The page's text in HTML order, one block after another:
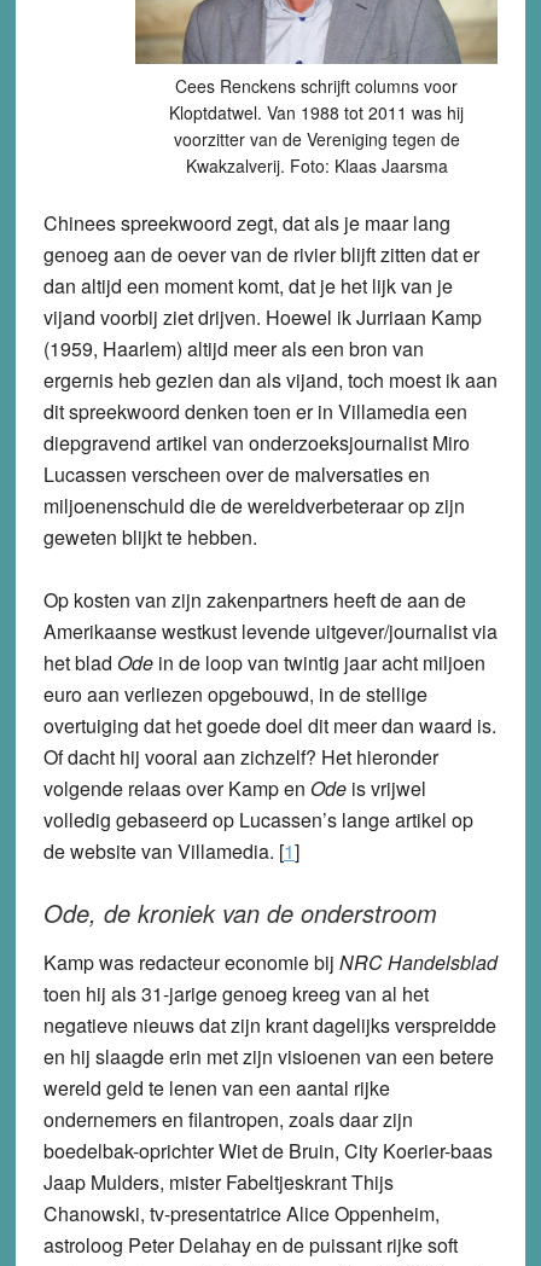
Cees Renckens schrijft columns voor
Kloptdatwel. Van 1988 tot 2011 was hij
voorzitter van de Vereniging tegen de
Kwakzalverij. Foto: Klaas Jaarsma
Chinees spreekwoord zegt, dat als je maar lang
genoeg aan de oever van de rivier blijft zitten dat er
dan altijd een moment komt, dat je het lijk van je
vijand voorbij ziet drijven. Hoewel ik Jurriaan Kamp
(1959, Haarlem) altijd meer als een bron van
ergernis heb gezien dan als vijand, toch moest ik aan
dit spreekwoord denken toen er in Villamedia een
diepgravend artikel van onderzoeksjournalist Miro
Lucassen verscheen over de malversaties en
miljoenenschuld die de wereldverbeteraar op zijn
geweten blijkt te hebben.
Op kosten van zijn zakenpartners heeft de aan de
Amerikaanse westkust levende uitgever/journalist via
het blad Odein de loop van twintig jaar acht miljoen
euro aan verliezen opgebouwd, in de stellige
overtuiging dat het goede doel dit meer dan waard is.
Of dacht hij vooral aan zichzelf? Het hieronder
volgende relaas over Kamp en Ode is vrijwel
volledig gebaseerd op Lucassen’s lange artikel op
de website van Villamedia. [1]
Ode, de kroniek van de onderstroom
Kamp was redacteur economie bij NRC Handelsblad
toen hij als 31-jarige genoeg kreeg van al het
negatieve nieuws dat zijn krant dagelijks verspreidde
en hij slaagde erin met zijn visioenen van een betere
wereld geld te lenen van een aantal rijke
ondernemers en filantropen, zoals daar zijn
boedelbak-oprichter Wiet de Bruin, City Koerier-baas
Jaap Mulders, mister Fabeltjeskrant Thijs
Chanowski, tv-presentatrice Alice Oppenheim,
astroloog Peter Delahay en de puissant rijke soft